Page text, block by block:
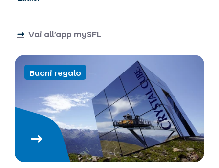
Vai all’app mySFL
Buoni regalo